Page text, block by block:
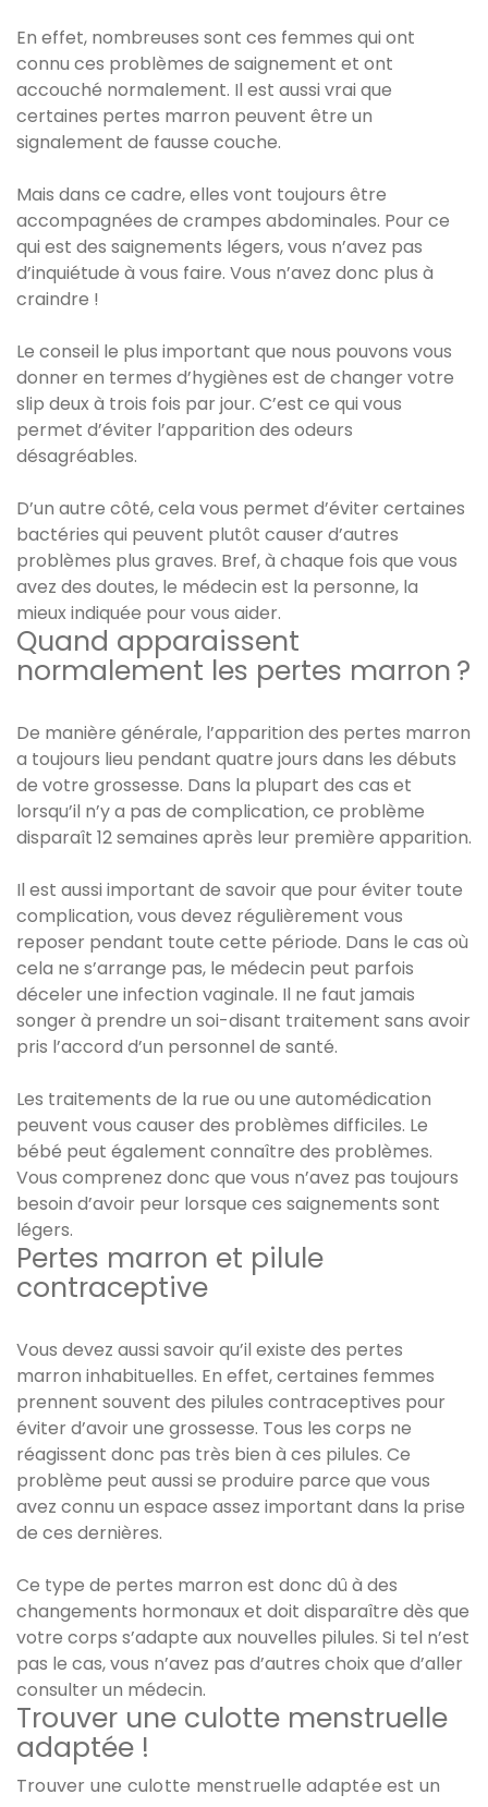
En effet, nombreuses sont ces femmes qui ont
connu ces problèmes de saignement et ont
accouché normalement. Il est aussi vrai que
certaines pertes marron peuvent être un
signalement de fausse couche.
Mais dans ce cadre, elles vont toujours être
accompagnées de crampes abdominales. Pour ce
qui est des saignements légers, vous n’avez pas
d’inquiétude à vous faire. Vous n’avez donc plus à
craindre !
Le conseil le plus important que nous pouvons vous
donner en termes d’hygiènes est de changer votre
slip deux à trois fois par jour. C’est ce qui vous
permet d’éviter l’apparition des odeurs
désagréables.
D’un autre côté, cela vous permet d’éviter certaines
bactéries qui peuvent plutôt causer d’autres
problèmes plus graves. Bref, à chaque fois que vous
avez des doutes, le médecin est la personne, la
mieux indiquée pour vous aider.
Quand apparaissent
normalement les pertes marron ?
De manière générale, l’apparition des pertes marron
a toujours lieu pendant quatre jours dans les débuts
de votre grossesse. Dans la plupart des cas et
lorsqu’il n’y a pas de complication, ce problème
disparaît 12 semaines après leur première apparition.
Il est aussi important de savoir que pour éviter toute
complication, vous devez régulièrement vous
reposer pendant toute cette période. Dans le cas où
cela ne s’arrange pas, le médecin peut parfois
déceler une infection vaginale. Il ne faut jamais
songer à prendre un soi-disant traitement sans avoir
pris l’accord d’un personnel de santé.
Les traitements de la rue ou une automédication
peuvent vous causer des problèmes difficiles. Le
bébé peut également connaître des problèmes.
Vous comprenez donc que vous n’avez pas toujours
besoin d’avoir peur lorsque ces saignements sont
légers.
Pertes marron et pilule
contraceptive
Vous devez aussi savoir qu’il existe des pertes
marron inhabituelles. En effet, certaines femmes
prennent souvent des pilules contraceptives pour
éviter d’avoir une grossesse. Tous les corps ne
réagissent donc pas très bien à ces pilules. Ce
problème peut aussi se produire parce que vous
avez connu un espace assez important dans la prise
de ces dernières.
Ce type de pertes marron est donc dû à des
changements hormonaux et doit disparaître dès que
votre corps s’adapte aux nouvelles pilules. Si tel n’est
pas le cas, vous n’avez pas d’autres choix que d’aller
consulter un médecin.
Trouver une culotte menstruelle
adaptée !
Trouver une culotte menstruelle adaptée est un